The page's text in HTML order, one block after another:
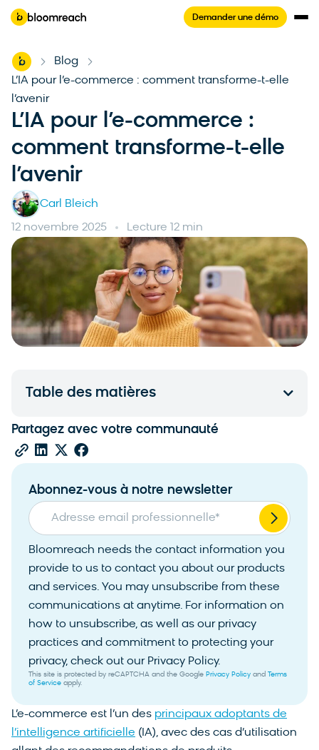
Demander une démo
Home Blog
L’IA pour l’e-commerce : comment transforme-t-elle
l’avenir
L’IA pour l’e-commerce :
comment transforme-t-elle
l’avenir
Carl Bleich
12 novembre 2025 Lecture 12 min
L’e-commerce est l’un des principaux adoptants de
l’intelligence artificielle (IA), avec des cas d’utilisation
Table des matières
Partagez avec votre communauté
Abonnez-vous à notre newsletter
Adresse email professionnelle*
Bloomreach needs the contact information you
provide to us to contact you about our products
and services. You may unsubscribe from these
communications at anytime. For information on
how to unsubscribe, as well as our privacy
practices and commitment to protecting your
privacy, check out our Privacy Policy.
This site is protected by reCAPTCHA and the Google Privacy Policy and Terms
of Service apply.